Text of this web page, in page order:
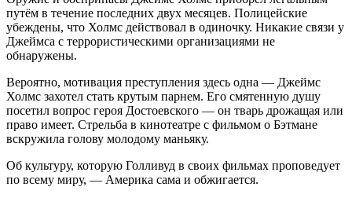
путём в течение последних двух месяцев. Полицейские
убеждены, что Холмс действовал в одиночку. Никакие связи у
Джеймса с террористическими организациями не
обнаружены.
Вероятно, мотивация преступления здесь одна — Джеймс
Холмс захотел стать крутым парнем. Его смятенную душу
посетил вопрос героя Достоевского — он тварь дрожащая или
право имеет. Стрельба в кинотеатре с фильмом о Бэтмане
вскружила голову молодому маньяку.
Об культуру, которую Голливуд в своих фильмах проповедует
по всему миру, — Америка сама и обжигается.